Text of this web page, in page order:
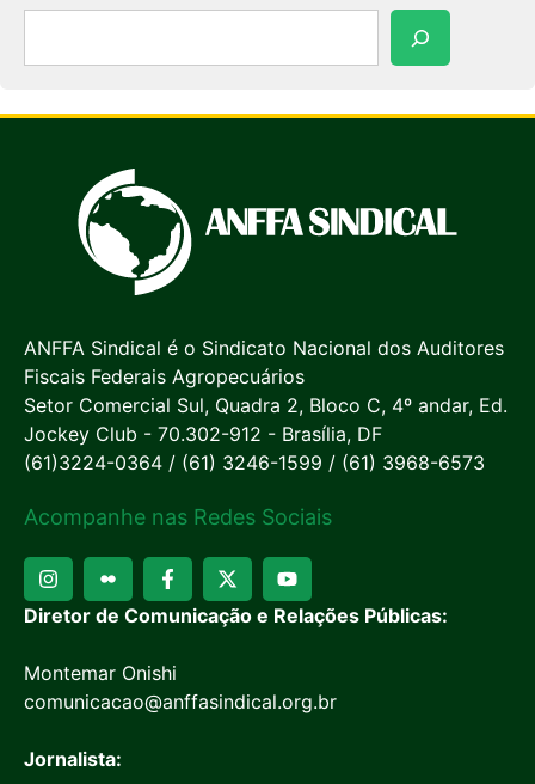
ANFFA Sindical é o Sindicato Nacional dos Auditores
Fiscais Federais Agropecuários
Setor Comercial Sul, Quadra 2, Bloco C, 4º andar, Ed.
Jockey Club - 70.302-912 - Brasília, DF
(61)3224-0364 / (61) 3246-1599 / (61) 3968-6573
Acompanhe nas Redes Sociais
Diretor de Comunicação e Relações Públicas:
Montemar Onishi
comunicacao@anffasindical.org.br
Jornalista: